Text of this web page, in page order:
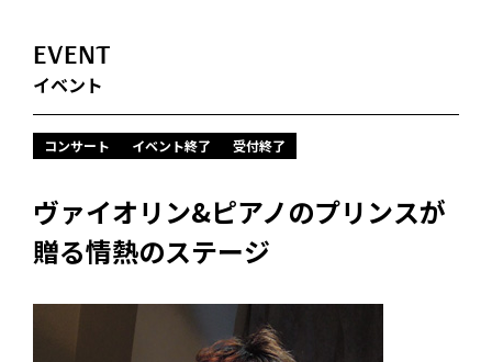
EVENT
イベント
コンサート イベント終了 受付終了
ヴァイオリン&ピアノのプリンスが
贈る情熱のステージ